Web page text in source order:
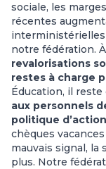
sociale, les
récentes
interministérielles
notre fédération.
revalorisations
restes à charge
Éducation, il reste
aux personnels
politique
chèques
mauvais signal, la
plus. Notre